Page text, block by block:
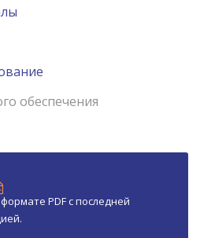
обеспечения
PDF с последней